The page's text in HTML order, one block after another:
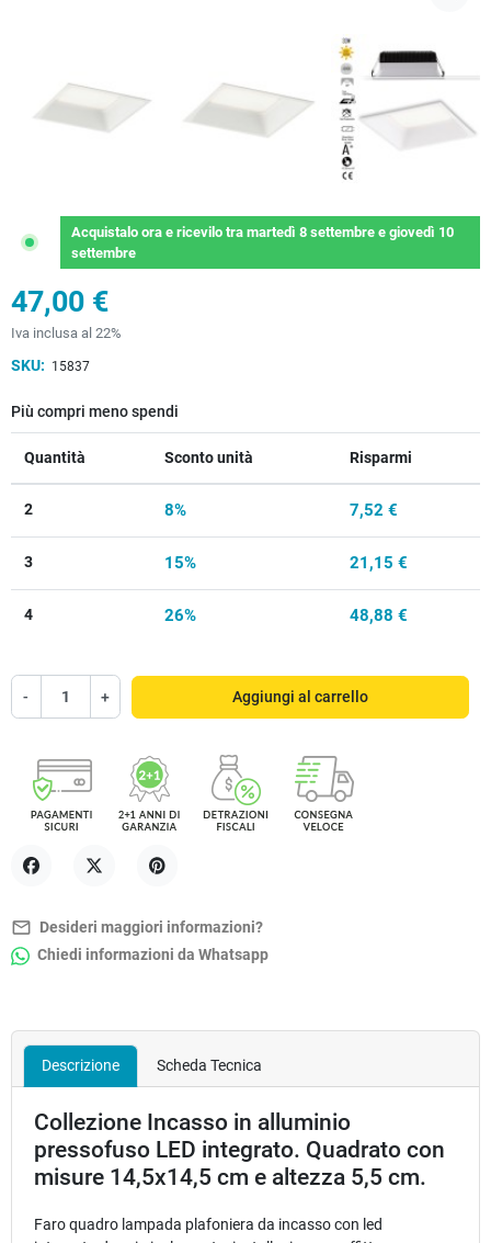
Acquistalo orae ricevilo tra martedì 8 settembree giovedì 10
settembre
47,00 €
Iva inclusa al 22%
SKU: 15837
Più compri meno spendi
Quantità Sconto unità Risparmi
2 8% 7,52 €
3 15% 21,15 €
4 26% 48,88 €
- + Aggiungi al carrello
mail_outline Desideri maggiori informazioni?
Chiedi informazioni da Whatsapp
Descrizione Scheda Tecnica
Collezione Incasso in alluminio
pressofuso LED integrato. Quadrato con
misure 14,5x14,5 cm e altezza 5,5 cm.
Faro quadro lampada plafoniera da incasso con led